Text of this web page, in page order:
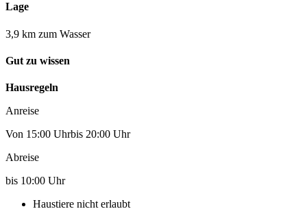
Lage
3,9 km zum Wasser
Gut zu wissen
Hausregeln
Anreise
Von 15:00 Uhrbis 20:00 Uhr
Abreise
bis 10:00 Uhr
Haustiere nicht erlaubt